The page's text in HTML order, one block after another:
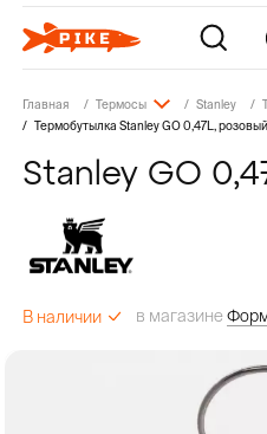
Главная Термосы Stanley
Термобутылка Stanley GO 0,47L, розовый
Stanley GO
В наличии в магазине